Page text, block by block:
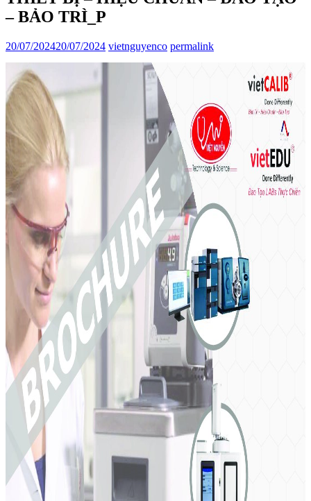
– BẢO TRÌ_P
20/07/202420/07/2024 vietnguyenco permalink